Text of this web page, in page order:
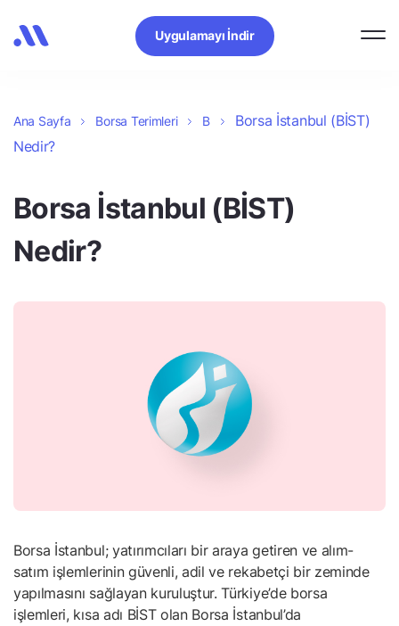
Uygulamayı İndir
Ana Sayfa Borsa Terimleri B
Borsa İstanbul (BİST)
Nedir?
Borsa İstanbul (BİST)
Nedir?
Borsa İstanbul; yatırımcıları bir araya getiren ve alım-
satım işlemlerinin güvenli, adil ve rekabetçi bir zeminde
yapılmasını sağlayan kuruluştur. Türkiye’de borsa
işlemleri, kısa adı BİST olan Borsa İstanbul’da